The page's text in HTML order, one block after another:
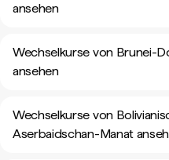
ansehen
Wechselkurse von Brunei-
ansehen
Wechselkurse von
Aserbaidschan-Manat